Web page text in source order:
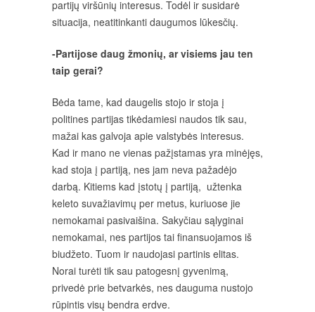
partijų viršūnių interesus. Todėl ir susidarė
situacija, neatitinkanti daugumos lūkesčių.
-Partijose daug žmonių, ar visiems jau ten
taip gerai?
Bėda tame, kad daugelis stojo ir stoja į
politines partijas tikėdamiesi naudos tik sau,
mažai kas galvoja apie valstybės interesus.
Kad ir mano ne vienas pažįstamas yra minėjęs,
kad stoja į partiją, nes jam neva pažadėjo
darbą. Kitiems kad įstotų į partiją, užtenka
keleto suvažiavimų per metus, kuriuose jie
nemokamai pasivaišina. Sakyčiau sąlyginai
nemokamai, nes partijos tai finansuojamos iš
biudžeto. Tuom ir naudojasi partinis elitas.
Norai turėti tik sau patogesnį gyvenimą,
privedė prie betvarkės, nes dauguma nustojo
rūpintis visų bendra erdve.